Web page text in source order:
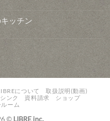
ッチン
について
取扱説明(動画)
ンク 資料請求
ショップ
ーム
© LIBRE inc.